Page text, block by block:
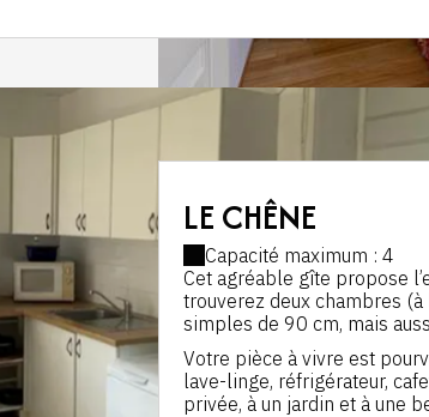
LE CHÊNE
Capacité maximum : 4
Cet agréable gîte propose
trouverez deux chambres
simples de 90 cm, mais
Votre pièce à vivre est
lave-linge, réfrigérateur,
privée, à un jardin et à une